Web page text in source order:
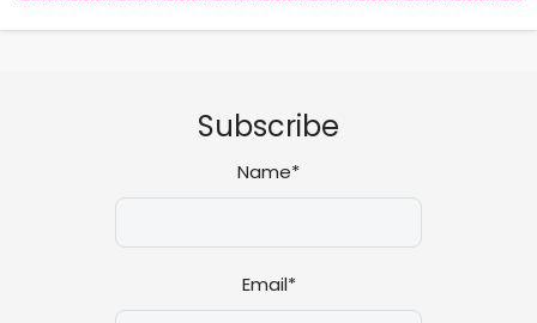
Subscribe
Name*
Email*